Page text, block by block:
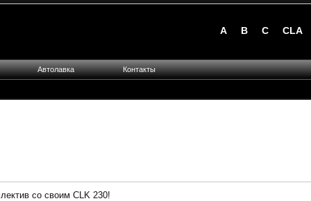
со своим CLK 230!
A B C CLA
Автолавка Контакты